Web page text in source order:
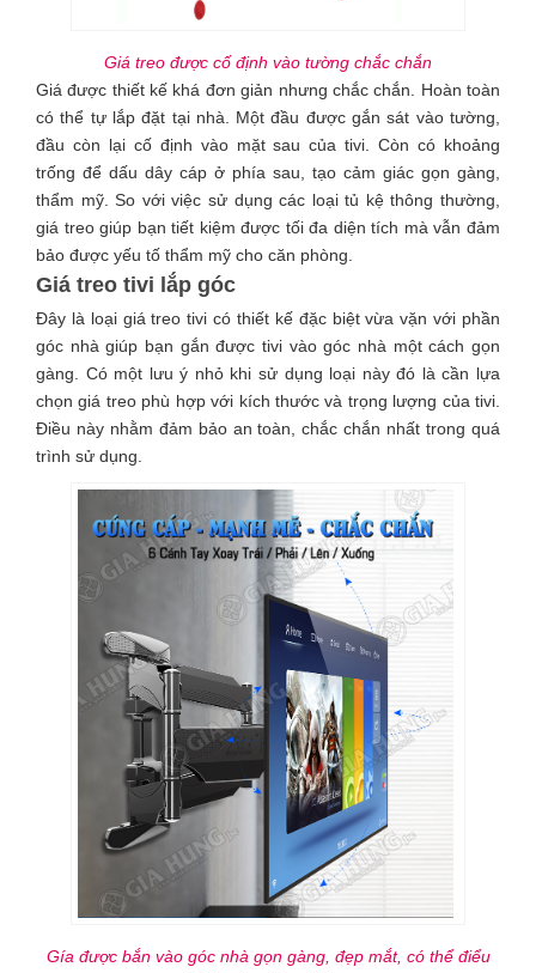
Giá treo được cố định vào tường chắc chắn
Giá được thiết kế khá đơn giản nhưng chắc chắn. Hoàn toàn
có thể tự lắp đặt tại nhà. Một đầu được gắn sát vào tường,
đầu còn lại cố định vào mặt sau của tivi. Còn có khoảng
trống để dấu dây cáp ở phía sau, tạo cảm giác gọn gàng,
thẩm mỹ. So với việc sử dụng các loại tủ kệ thông thường,
giá treo giúp bạn tiết kiệm được tối đa diện tích mà vẫn đảm
bảo được yếu tố thẩm mỹ cho căn phòng.
Giá treo tivi lắp góc
Đây là loại giá treo tivi có thiết kế đặc biệt vừa vặn với phần
góc nhà giúp bạn gắn được tivi vào góc nhà một cách gọn
gàng. Có một lưu ý nhỏ khi sử dụng loại này đó là cần lựa
chọn giá treo phù hợp với kích thước và trọng lượng của tivi.
Điều này nhằm đảm bảo an toàn, chắc chắn nhất trong quá
trình sử dụng.
Gía được bắn vào góc nhà gọn gàng, đẹp mắt, có thể điểu